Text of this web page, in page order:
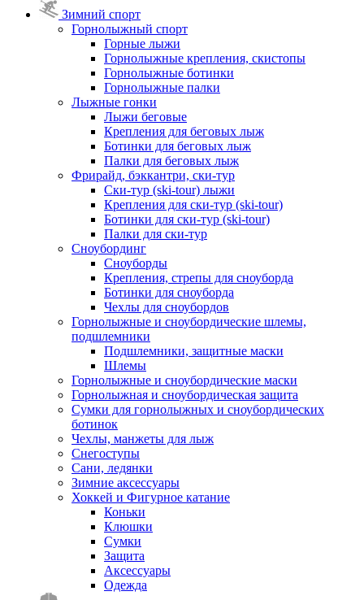
Зимний спорт
Горнолыжный спорт
Горные лыжи
Горнолыжные крепления, скистопы
Горнолыжные ботинки
Горнолыжные палки
Лыжные гонки
Лыжи беговые
Крепления для беговых лыж
Ботинки для беговых лыж
Палки для беговых лыж
Фрирайд, бэккантри, ски-тур
Ски-тур (ski-tour) лыжи
Крепления для ски-тур (ski-tour)
Ботинки для ски-тур (ski-tour)
Палки для ски-тур
Сноубординг
Сноуборды
Крепления, стрепы для сноуборда
Ботинки для сноуборда
Чехлы для сноубордов
Горнолыжные и сноубордические шлемы,
подшлемники
Подшлемники, защитные маски
Шлемы
Горнолыжные и сноубордические маски
Горнолыжная и сноубордическая защита
Сумки для горнолыжных и сноубордических
ботинок
Чехлы, манжеты для лыж
Снегоступы
Сани, ледянки
Зимние аксессуары
Хоккей и Фигурное катание
Коньки
Клюшки
Сумки
Защита
Аксессуары
Одежда